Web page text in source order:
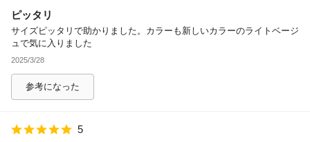
ピッタリ
サイズピッタリで助かりました。カラーも新しいカラーのライトベージ
ュで気に入りました
2025/3/28
参考になった
5
除外ワード